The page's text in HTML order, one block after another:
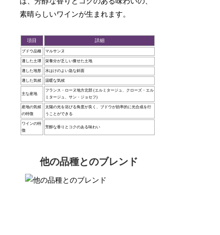
素晴らしいワインが生まれます。
項目 詳細
ブドウ品種 マルサンヌ
適した土壌 栄養分が乏しい痩せた土地
適した地形 水はけのよい急な斜面
適した気候 温暖な気候
主な産地
フランス・ローヌ地方北部 (エルミタージュ、クローズ・エル
ミタージュ、サン・ジョセフ)
産地の気候
の特徴
太陽の光を浴びる角度が良く、ブドウが効率的に光合成を行
うことができる
ワインの特
徴
芳醇な香りとコクのある味わい
他の品種とのブレンド